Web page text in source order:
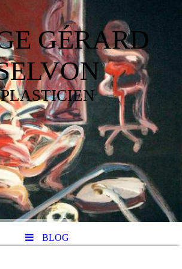
GÉRARD
PLASTICIEN
BLOG